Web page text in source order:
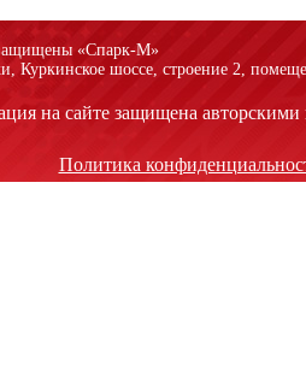
«Спарк-M»
Куркинское шоссе, строение 2,
на сайте защищена
Политика